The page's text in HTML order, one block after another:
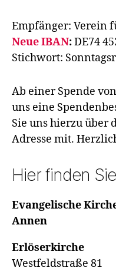
Empfänger: Verein
Neue IBAN:DE74
Stichwort:
Ab einer Spende
uns eine
Sie uns hierzu über
Adresse mit.
Hier finden
Evangelische
Annen
Erlöserkirche
Westfeldstraße 81